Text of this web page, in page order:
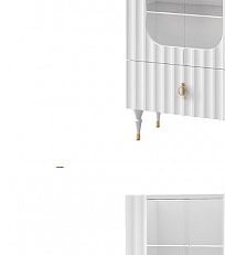
Кровати
Кровати двуспальные
Кровати металлические
Кровати односпальные
Кровати
Решетки и настилы
Спальные гарнитуры